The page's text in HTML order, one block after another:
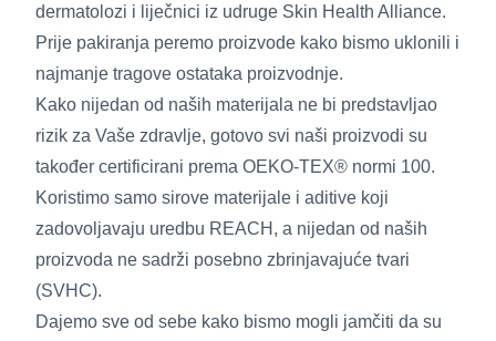
dermatolozi i liječnici iz udruge Skin Health Alliance.
Prije pakiranja peremo proizvode kako bismo uklonili i
najmanje tragove ostataka proizvodnje.
Kako nijedan od naših materijala ne bi predstavljao
rizik za Vaše zdravlje, gotovo svi naši proizvodi su
također certificirani prema OEKO-TEX® normi 100.
Koristimo samo sirove materijale i aditive koji
zadovoljavaju uredbu REACH, a nijedan od naših
proizvoda ne sadrži posebno zbrinjavajuće tvari
(SVHC).
Dajemo sve od sebe kako bismo mogli jamčiti da su